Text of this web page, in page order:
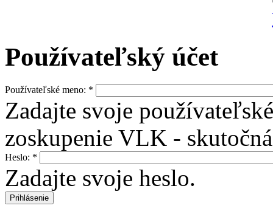
Používateľský účet
Používateľské meno: *
Zadajte svoje
zoskupenie VLK -
Heslo: *
Zadajte svoje heslo.